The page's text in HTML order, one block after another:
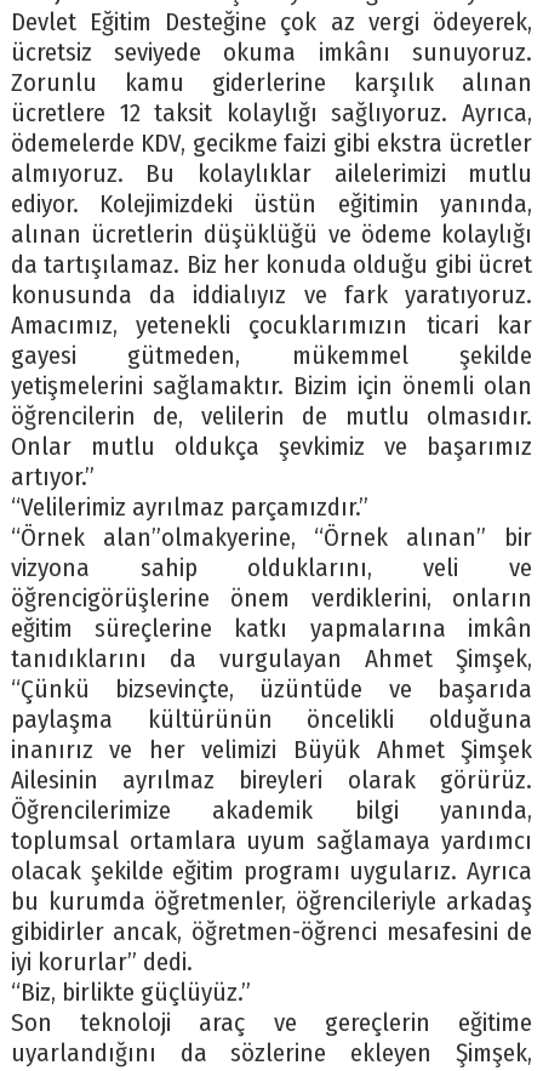
Devlet Eğitim Desteğine çok az vergi ödeyerek,
ücretsiz seviyede okuma imkânı sunuyoruz.
Zorunlu kamu giderlerine karşılık alınan
ücretlere 12 taksit kolaylığı sağlıyoruz. Ayrıca,
ödemelerde KDV, gecikme faizi gibi ekstra ücretler
almıyoruz. Bu kolaylıklar ailelerimizi mutlu
ediyor. Kolejimizdeki üstün eğitimin yanında,
alınan ücretlerin düşüklüğü ve ödeme kolaylığı
da tartışılamaz. Biz her konuda olduğu gibi ücret
konusunda da iddialıyız ve fark yaratıyoruz.
Amacımız, yetenekli çocuklarımızın ticari kar
gayesi gütmeden, mükemmel şekilde
yetişmelerini sağlamaktır. Bizim için önemli olan
öğrencilerin de, velilerin de mutlu olmasıdır.
Onlar mutlu oldukça şevkimiz ve başarımız
artıyor.”
“Velilerimiz ayrılmaz parçamızdır.”
“Örnek alan”olmakyerine, “Örnek alınan” bir
vizyona sahip olduklarını, veli ve
öğrencigörüşlerine önem verdiklerini, onların
eğitim süreçlerine katkı yapmalarına imkân
tanıdıklarını da vurgulayan Ahmet Şimşek,
“Çünkü bizsevinçte, üzüntüde ve başarıda
paylaşma kültürünün öncelikli olduğuna
inanırız ve her velimizi Büyük Ahmet Şimşek
Ailesinin ayrılmaz bireyleri olarak görürüz.
Öğrencilerimize akademik bilgi yanında,
toplumsal ortamlara uyum sağlamaya yardımcı
olacak şekilde eğitim programı uygularız. Ayrıca
bu kurumda öğretmenler, öğrencileriyle arkadaş
gibidirler ancak, öğretmen-öğrenci mesafesini de
iyi korurlar” dedi.
“Biz, birlikte güçlüyüz.”
Son teknoloji araç ve gereçlerin eğitime
uyarlandığını da sözlerine ekleyen Şimşek,